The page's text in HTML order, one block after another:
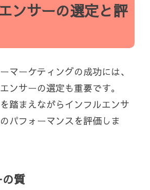
ンサーの選定と評
マーケティングの成功には、
ンサーの選定も重要です。
踏まえながらインフルエンサ
パフォーマンスを評価しま
質